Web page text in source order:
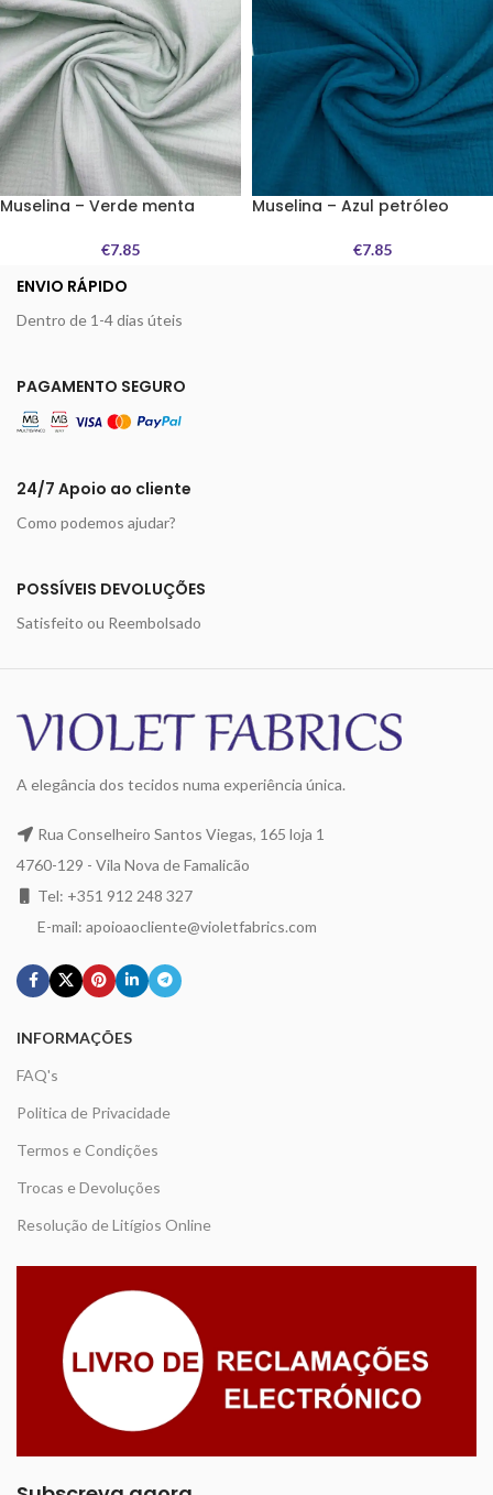
Muselina – Verde menta
€7.85
Muselina – Azul petróleo
€7.85
ENVIO RÁPIDO
Dentro de 1-4 dias úteis
PAGAMENTO SEGURO
24/7 Apoio ao cliente
Como podemos ajudar?
POSSÍVEIS DEVOLUÇÕES
Satisfeito ou Reembolsado
A elegância dos tecidos numa experiência única.
Rua Conselheiro Santos Viegas, 165 loja 1
4760-129 - Vila Nova de Famalicão
Tel: +351 912 248 327
E-mail: apoioaocliente@violetfabrics.com
INFORMAÇÕES
FAQ's
Politica de Privacidade
Termos e Condições
Trocas e Devoluções
Resolução de Litígios Online